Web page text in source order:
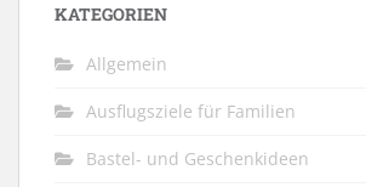
KATEGORIEN
Allgemein
Ausflugsziele für Familien
Bastel- und Geschenkideen